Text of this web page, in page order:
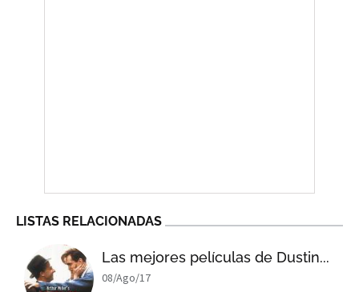
LISTAS RELACIONADAS
Las mejores películas de Dustin...
08/Ago/17